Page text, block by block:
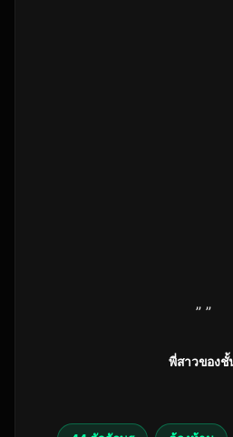
” ”
พี่สาวของชั้